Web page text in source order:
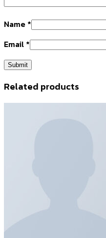
Name *
Email *
Related products